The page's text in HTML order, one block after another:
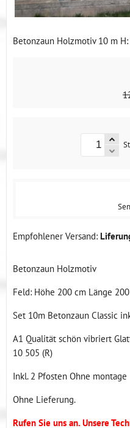
Betonzaun Holzmotiv 10 m
Betonzaun Holzmotiv
Feld: Höhe 200 cm Länge
Set 10m Betonzaun Classic
A1 Qualität schön vibriert
10 505 (R)
Inkl. 2 Pfosten Ohne montage
Ohne Lieferung.
Rufen Sie uns an. Unsere